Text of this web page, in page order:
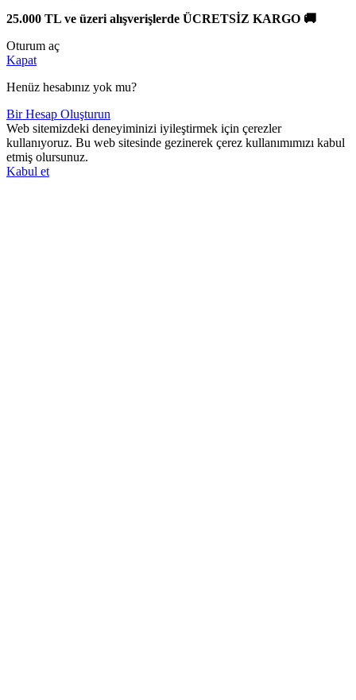
25.000 TL ve üzeri alışverişlerde ÜCRETSİZ KARGO 🚚
Oturum aç
Kapat
Henüz hesabınız yok mu?
Bir Hesap Oluşturun
Web sitemizdeki deneyiminizi iyileştirmek için çerezler
kullanıyoruz. Bu web sitesinde gezinerek çerez kullanımımızı kabul
etmiş olursunuz.
Kabul et